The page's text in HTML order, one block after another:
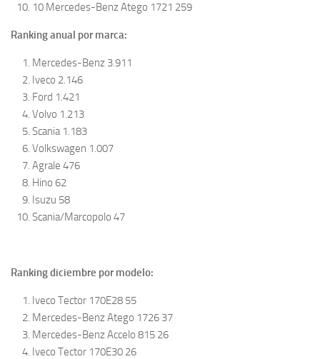
10 Mercedes-Benz Atego 1721 259
Ranking anual por marca:
Mercedes-Benz 3.911
Iveco 2.146
Ford 1.421
Volvo 1.213
Scania 1.183
Volkswagen 1.007
Agrale 476
Hino 62
Isuzu 58
Scania/Marcopolo 47
Ranking diciembre por modelo:
Iveco Tector 170E28 55
Mercedes-Benz Atego 1726 37
Mercedes-Benz Accelo 815 26
Iveco Tector 170E30 26